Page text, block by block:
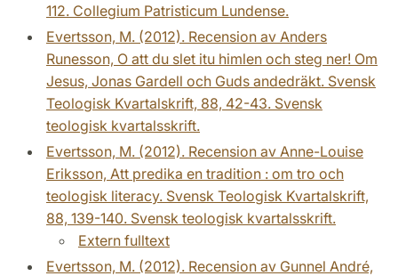
112. Collegium Patristicum Lundense.
Evertsson, M. (2012). Recension av Anders
Runesson, O att du slet itu himlen och steg ner! Om
Jesus, Jonas Gardell och Guds andedräkt. Svensk
Teologisk Kvartalskrift, 88, 42-43. Svensk
teologisk kvartalsskrift.
Evertsson, M. (2012). Recension av Anne-Louise
Eriksson, Att predika en tradition : om tro och
teologisk literacy. Svensk Teologisk Kvartalskrift,
88, 139-140. Svensk teologisk kvartalsskrift.
Extern fulltext
Evertsson, M. (2012). Recension av Gunnel André,